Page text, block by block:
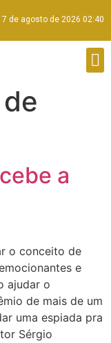
7 de agosto de 2026 02:40
a
o conceito de
e
ajudar o
de mais de um
uma espiada pra
Sérgio